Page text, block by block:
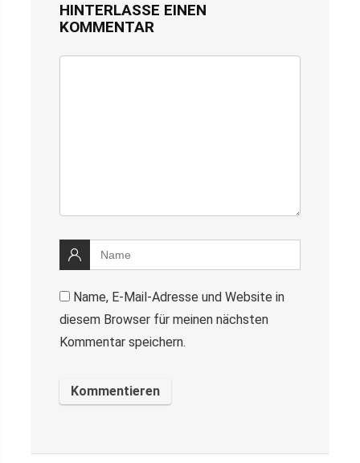
HINTERLASSE EINEN
KOMMENTAR
Name, E-Mail-Adresse und Website in
diesem Browser für meinen nächsten
Kommentar speichern.